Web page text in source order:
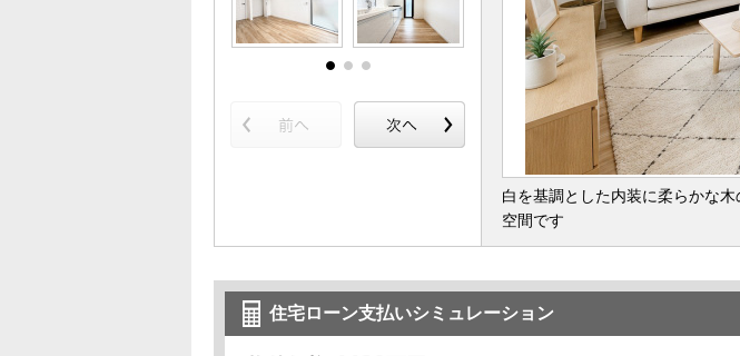
白を基調とした内装に柔らかな
空間です
住宅ローン支払いシミュレーション